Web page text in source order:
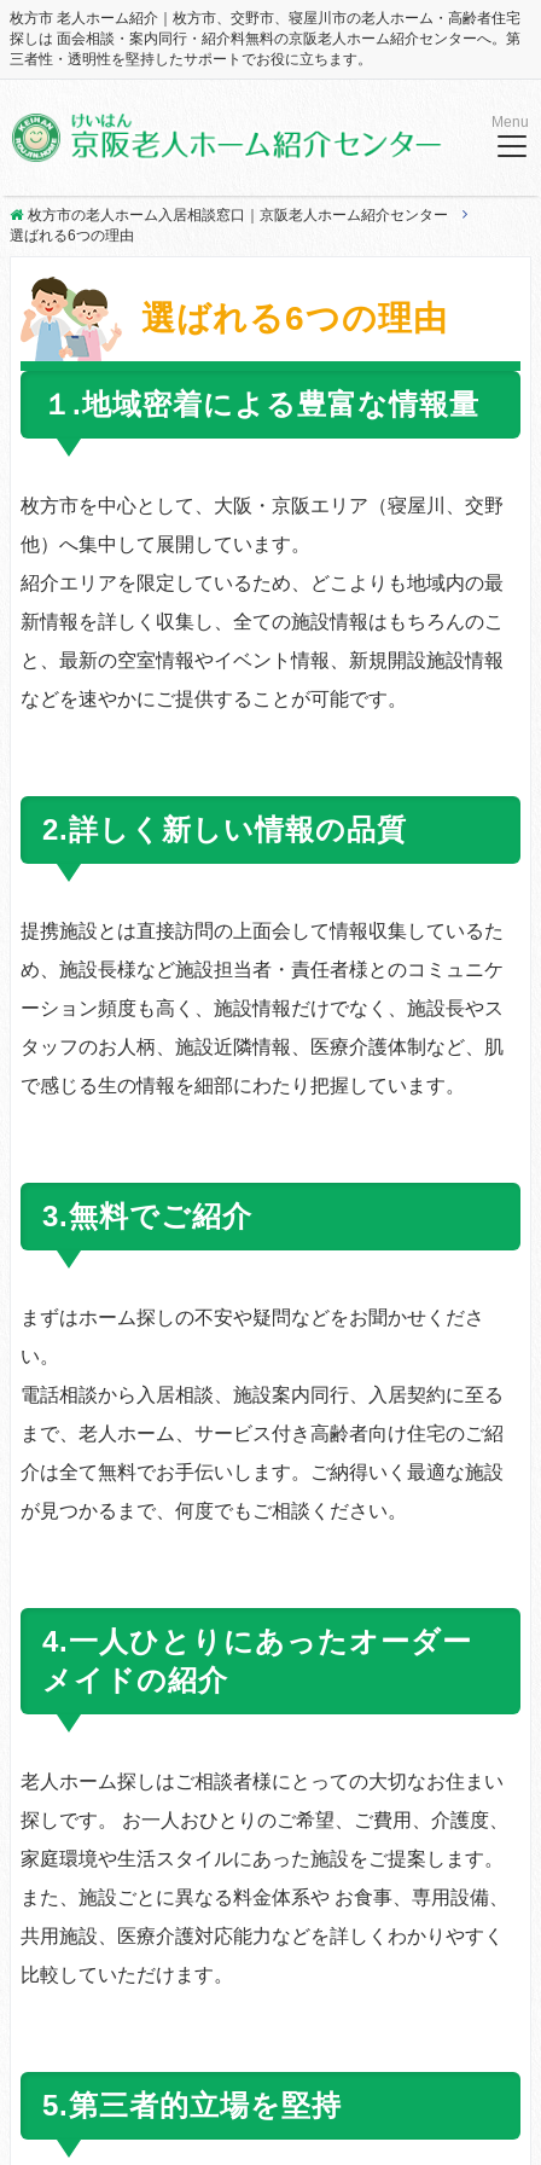
枚方市 老人ホーム紹介｜枚方市、交野市、寝屋川市の老人ホーム・高齢者住宅
探しは 面会相談・案内同行・紹介料無料の京阪老人ホーム紹介センターへ。第
三者性・透明性を堅持したサポートでお役に立ちます。
Menu
枚方市の老人ホーム入居相談窓口｜京阪老人ホーム紹介センター
選ばれる6つの理由
選ばれる6つの理由
１.地域密着による豊富な情報量
枚方市を中心として、大阪・京阪エリア（寝屋川、交野
他）へ集中して展開しています。
紹介エリアを限定しているため、どこよりも地域内の最
新情報を詳しく収集し、全ての施設情報はもちろんのこ
と、最新の空室情報やイベント情報、新規開設施設情報
などを速やかにご提供することが可能です。
2.詳しく新しい情報の品質
提携施設とは直接訪問の上面会して情報収集しているた
め、施設長様など施設担当者・責任者様とのコミュニケ
ーション頻度も高く、施設情報だけでなく、施設長やス
タッフのお人柄、施設近隣情報、医療介護体制など、肌
で感じる生の情報を細部にわたり把握しています。
3.無料でご紹介
まずはホーム探しの不安や疑問などをお聞かせくださ
い。
電話相談から入居相談、施設案内同行、入居契約に至る
まで、老人ホーム、サービス付き高齢者向け住宅のご紹
介は全て無料でお手伝いします。ご納得いく最適な施設
が見つかるまで、何度でもご相談ください。
4.一人ひとりにあったオーダー
メイドの紹介
老人ホーム探しはご相談者様にとっての大切なお住まい
探しです。 お一人おひとりのご希望、ご費用、介護度、
家庭環境や生活スタイルにあった施設をご提案します。
また、施設ごとに異なる料金体系や お食事、専用設備、
共用施設、医療介護対応能力などを詳しくわかりやすく
比較していただけます。
5.第三者的立場を堅持